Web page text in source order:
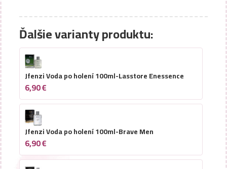
Ďalšie varianty produktu:
Jfenzi Voda po holení 100ml-Lasstore Enessence
6,90€
Jfenzi Voda po holení 100ml-Brave Men
6,90€